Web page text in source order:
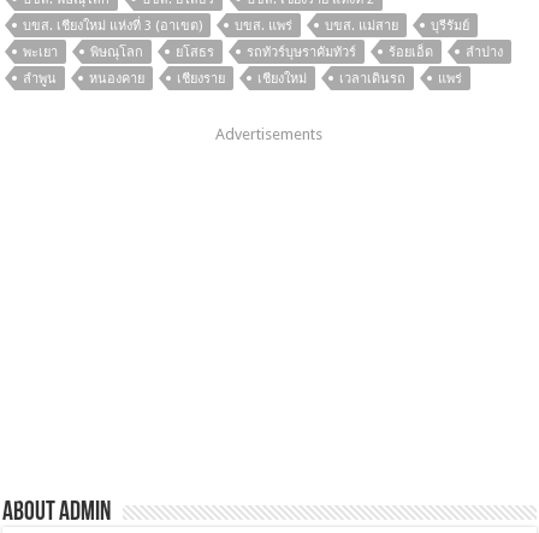
บขส. เชียงใหม่ แห่งที่ 3 (อาเขต)
บขส. แพร่ บขส. แม่สาย
บุรีรัมย์
พะเยา
พิษณุโลก ยโสธร รถทัวร์บุษราคัมทัวร์ ร้อยเอ็ด
ลำปาง
ลำพูน
หนองคาย เชียงราย เชียงใหม่ เวลาเดินรถ แพร่
Advertisements
About admin